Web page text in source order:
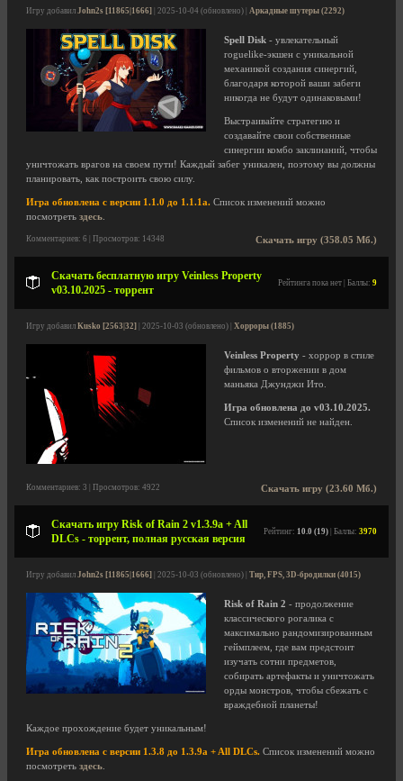
Игру добавил John2s [11865|1666] | 2025-10-04 (обновлено) | Аркадные шутеры (2292)
Spell Disk - увлекательный
roguelike-экшен с уникальной
механикой создания синергий,
благодаря которой ваши забеги
никогда не будут одинаковыми!
Выстраивайте стратегию и
создавайте свои собственные
синергии комбо заклинаний, чтобы
уничтожать врагов на своем пути! Каждый забег уникален, поэтому вы должны
планировать, как построить свою силу.
Игра обновлена с версии 1.1.0 до 1.1.1a. Список изменений можно
посмотреть здесь
Скачать игру (358.05 Мб.)
Комментариев: 6 | Просмотров: 14348
Скачать бесплатную игру Veinless Property
v03.10.2025 - торрент
Рейтинга пока нет | Баллы: 9
Игру добавил Kusko [2563|32] | 2025-10-03 (обновлено) | Хорроры (1885)
Veinless Property - хоррор в стиле
фильмов о вторжении в дом
маньяка Джунджи Ито.
Игра обновлена до v03.10.2025.
Список изменений не найден.
Скачать игру (23.60 Мб.)
Комментариев: 3 | Просмотров: 4922
Скачать игру Risk of Rain 2 v1.3.9a + All
DLCs - торрент, полная русская версия
Рейтинг: 10.0 (19) | Баллы: 3970
Игру добавил John2s [11865|1666] | 2025-10-03 (обновлено) | Тир, FPS, 3D-бродилки (4015)
Risk of Rain 2 - продолжение
классического рогалика с
максимально рандомизированным
геймплеем, где вам предстоит
изучать сотни предметов,
собирать артефакты и уничтожать
орды монстров, чтобы сбежать с
враждебной планеты!
Каждое прохождение будет уникальным!
Игра обновлена с версии 1.3.8 до 1.3.9a + All DLCs. Список изменений можно
посмотреть здесь